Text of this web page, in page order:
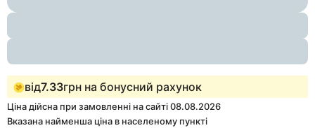
of
від7.33грн на бонусний рахунок
Ціна дійсна при замовленні на сайті 08.08.2026
Вказана найменша ціна в населеному пункті